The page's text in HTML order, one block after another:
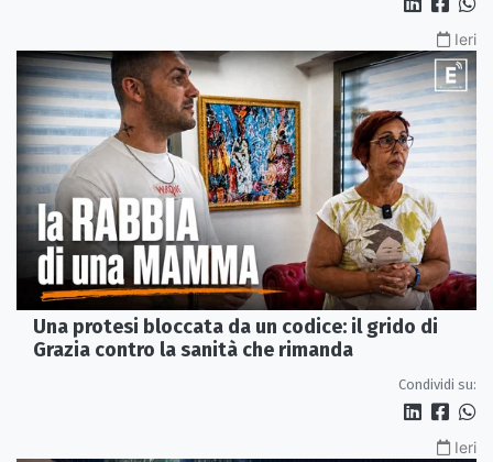
Ieri
Una protesi bloccata da un codice: il grido di
Grazia contro la sanità che rimanda
Condividi su:
Ieri